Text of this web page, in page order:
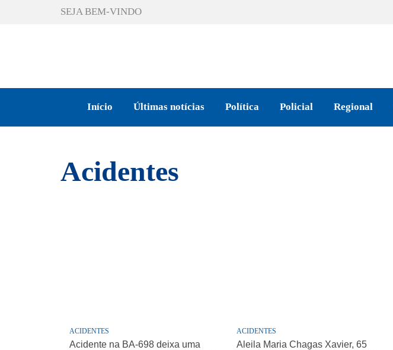
SEJA BEM-VINDO
Início Últimas notícias Política Policial Regional
Acidentes
ACIDENTES
Acidente na BA-698 deixa uma
ACIDENTES
Aleila Maria Chagas Xavier, 65